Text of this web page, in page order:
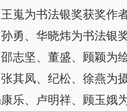
嵬为书法银奖获奖作
勇、华晓炜为书法银
志坚、董盛、顾颖为
其凤、纪松、徐燕为
乐、卢明祥、顾玉娥